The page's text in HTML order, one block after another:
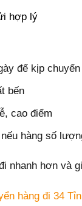
hợp lý
để kịp chuyến
bến
cao điểm
hàng số
nhanh hơn và
hàng đi 34